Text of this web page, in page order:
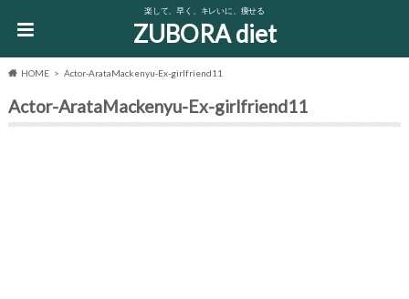
楽して、早く、キレいに、痩せる
ZUBORA diet
HOME Actor-ArataMackenyu-Ex-girlfriend11
Actor-ArataMackenyu-Ex-girlfriend11